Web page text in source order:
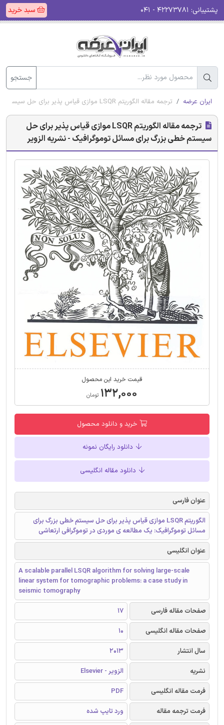
پشتیبانی: سبد خرید
جستجو
ایران عرضه ترجمه مقاله الگوریتم LSQR موازی قیاس پذیر برای حل سیستم خطی بزرگ برای مسائل توموگرافیک - نشریه الزویر
ترجمه مقاله الگوریتم LSQR موازی قیاس پذیر برای حل
سیستم خطی بزرگ برای مسائل توموگرافیک - نشریه الزویر
قیمت خرید این محصول
۱۳۲,۰۰۰ تومان
خرید و دانلود محصول
دانلود رایگان نمونه
دانلود مقاله انگلیسی
عنوان فارسی
الگوریتم LSQR موازی قیاس پذیر برای حل سیستم خطی بزرگ برای
مسائل توموگرافیک: یک مطالعه ی موردی در توموگرافی ارتعاشی
عنوان انگلیسی
A scalable parallel LSQR algorithm for solving large-scale
linear system for tomographic problems: a case study in
seismic tomography
صفحات مقاله فارسی
17
صفحات مقاله انگلیسی
10
سال انتشار
2013
نشریه
الزویر - Elsevier
فرمت مقاله انگلیسی
PDF
فرمت ترجمه مقاله
ورد تایپ شده